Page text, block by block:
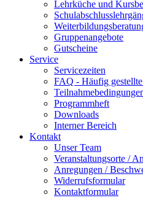
Lehrküche und
Gruppenangebote
Gutscheine
Service
Servicezeiten
FAQ - Häufig
Programmheft
Downloads
Interner Bereich
Kontakt
Unser Team
Veranstaltungsorte /
Anregungen /
Widerrufsformular
Kontaktformular